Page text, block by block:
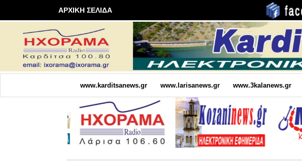
ΑΡΧΙΚΗ ΣΕΛΙΔΑ
www.karditsanews.gr www.larisanews.gr www.3kalanews.gr